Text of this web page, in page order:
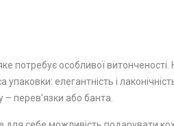
потребує особливої
елегантність і
– перев'язки або банта.